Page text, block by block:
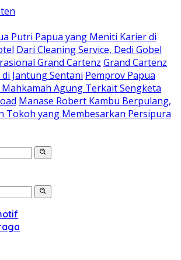
Putri Papua yang Meniti Karier di
Dari Cleaning Service, Dedi Gobel
Grand Cartenz Grand Cartenz
Jantung Sentani Pemprov Papua
Agung Terkait Sengketa
Manase Robert Kambu Berpulang,
Tokoh yang Membesarkan Persipura